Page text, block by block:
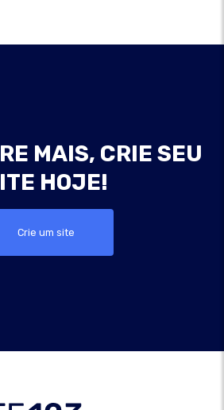
MAIS, CRIE SEU
HOJE!
Crie um site